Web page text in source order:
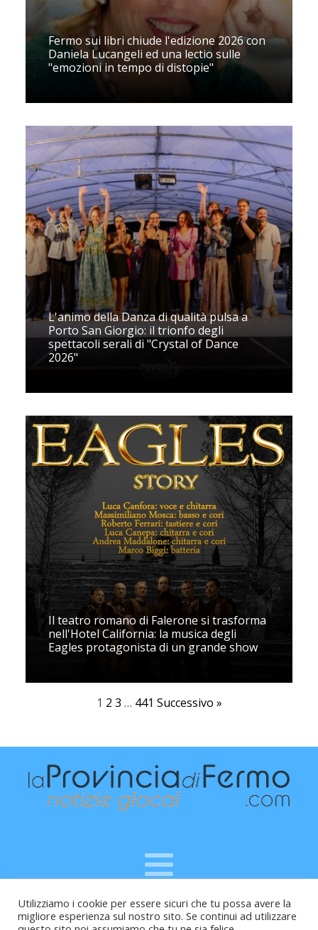
Fermo sui libri chiude l'edizione 2026 con
Daniela Lucangeli ed una lectio sulle
"emozioni in tempo di distopie"
L'animo della Danza di qualità pulsa a
Porto San Giorgio: il trionfo degli
spettacoli serali di "Crystal of Dance
2026"
Il teatro romano di Falerone si trasforma
nell'Hotel California: la musica degli
Eagles protagonista di un grande show
1 2 3 … 441 Successivo »
Raffaele Vitali - via Leopardi 10 - 61121 Pesaro (PU) -
Cod.Fisc VTLRFL77B02L500Y - Testata giornalistica, aut.
Utilizziamo i cookie per essere sicuri che tu possa avere la
migliore esperienza sul nostro sito. Se continui ad utilizzare